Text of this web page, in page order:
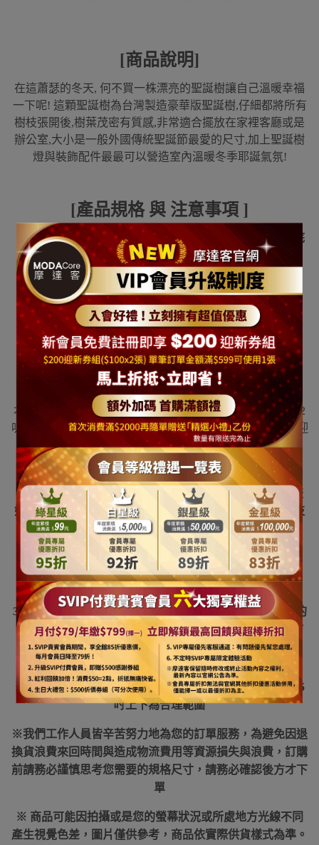
[商品說明]
在這蕭瑟的冬天, 何不買一株漂亮的聖誕樹讓自己溫暖幸福
一下呢! 這顆聖誕樹為台灣製造豪華版聖誕樹,仔細都將所有
樹枝張開後,樹葉茂密有質感,非常適合擺放在家裡客廳或是
辦公室,大小是一般外國傳統聖誕節最愛的尺寸,加上聖誕樹
燈與裝飾配件最最可以營造室內溫暖冬季耶誕氣氛!
[產品規格 與 注意事項 ]
※商品尺寸: 台灣製6尺豪華版黑色 高約18 0cm)
底
部直徑約為98cm
台灣製造歐美外銷規格等級
※本商品出貨包括一株台灣製6尺豪華版黑色聖誕樹裸樹
(裸樹代表此組商品不含裝飾配件不含聖誕燈
* 本商品需自行組裝*
本商品尚有各種尺寸裝飾聖誕樹(10~15呎/8呎/7呎/6呎/3呎/2
呎/1呎,可參考我的賣場) 更高的尺寸本公司也都有供應, 歡迎
來信留言詢問!
{貼心小提醒}
別忘了裝聖誕樹時,聖誕樹的每個枝葉都要打開樹才會茂盛
好看喔 ,還有如果有另選購聖誕燈的話要把聖誕燈融入樹枝
葉裡面(放進去一點)開燈才會好看喔~~~
※請注意"尺( 呎)"乃一般聖誕樹業界的高度單位(
一尺約
30cm)， 其一般高度定義為從底座底部地上一直到樹頂星的
樹藤向上全部拉直到最頂部的垂直高度 有可能因為放置樹
頂星或頂部樹藤沒有向上拉直而導致高度的減少*
※商品可能會因實際某些因素產生些許誤差，誤差值在3~5
吋上下為合理範圍
※我們工作人員皆辛苦努力地為您的訂單服務，為避免因退
換貨浪費來回時間與造成物流費用等資源損失與浪費，訂購
前請務必謹慎思考您需要的規格尺寸，請務必確認後方才下
單
※ 商品可能因拍攝或是您的螢幕狀況或所處地方光線不同
產生視覺色差，圖片僅供參考，商品依實際供貨樣式為準。